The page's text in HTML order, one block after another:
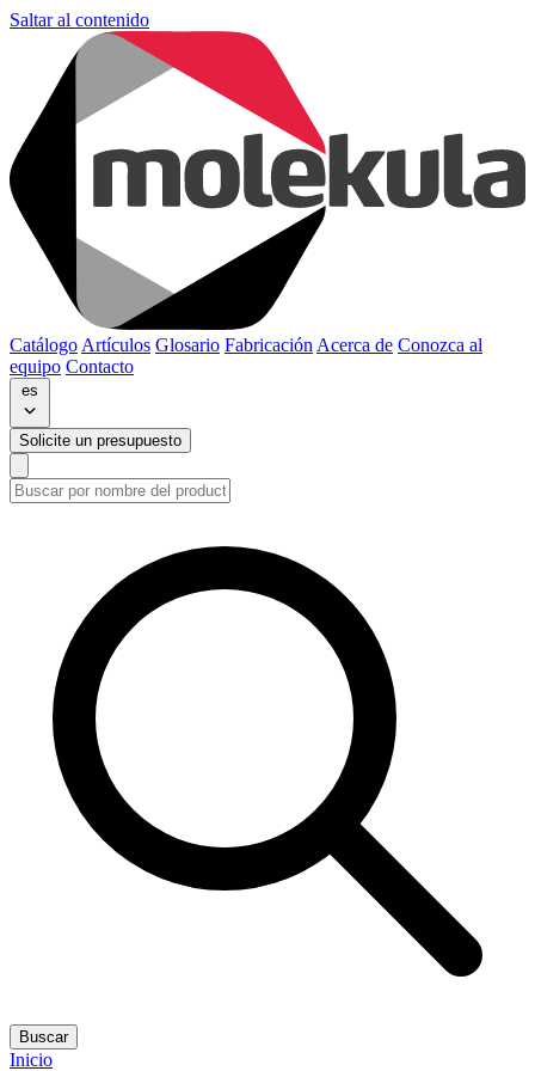
Saltar al contenido
Catálogo Artículos Glosario Fabricación Acerca de Conozca al
equipo Contacto
es
Solicite un presupuesto
Buscar
Inicio